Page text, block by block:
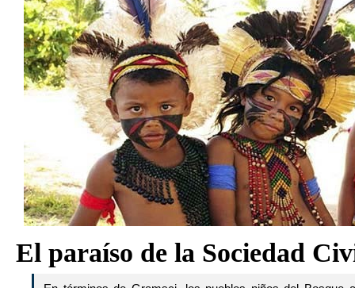
El paraíso de la Sociedad